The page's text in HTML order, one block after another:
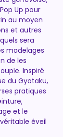
Up pour
au moyen
et autres
sera
modelages
de les
Inspiré
du Gyotaku,
pratiques
et le
éveil